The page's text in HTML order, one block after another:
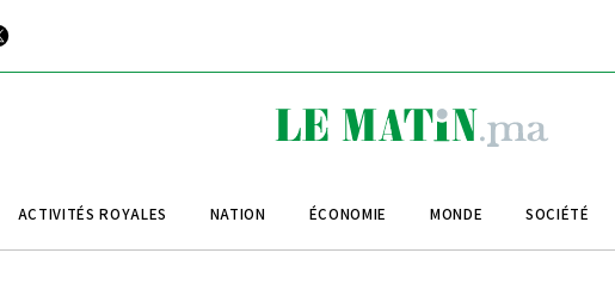
ACTIVITÉS ROYALES NATION ÉCONOMIE MONDE SOCIÉTÉ